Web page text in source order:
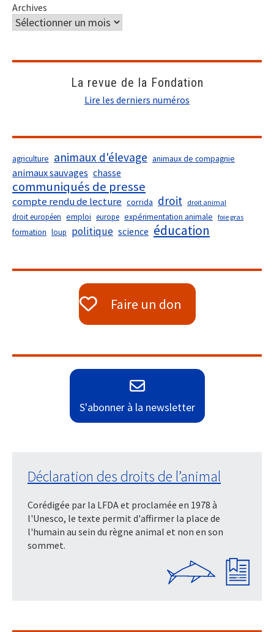
Archives
La revue de la Fondation
Lire les derniers numéros
agriculture animaux d'élevage animaux de compagnie
animaux sauvages chasse
communiqués de presse
compte rendu de lecture corrida droit droit animal
droit européen emploi europe expérimentation animale foie gras
formation loup politique science éducation
Faire un don
S'abonner à la newsletter
Déclaration des droits de l’animal
Corédigée par la LFDA et proclamée en 1978 à
l'Unesco, le texte permit d'affirmer la place de
l'humain au sein du règne animal et non en son
sommet.